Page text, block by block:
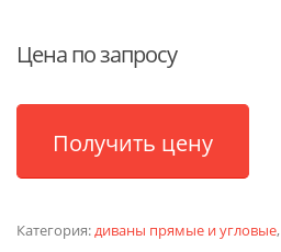
Цена по запросу
Получить цену
Категория:диваны прямые и угловые,